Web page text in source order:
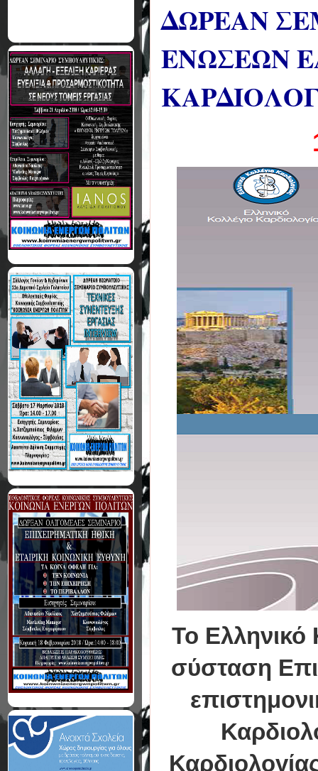
ΔΩΡΕΑΝ
ΕΝΩΣΕΩΝ
To
σύσταση